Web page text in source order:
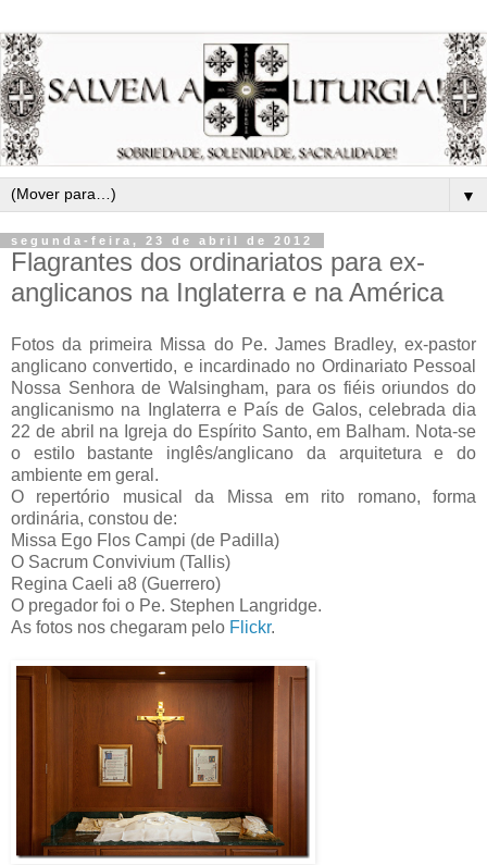
▼
segunda-feira, 23 de abril de 2012
Flagrantes dos ordinariatos para ex-
anglicanos na Inglaterra e na América
Fotos da primeira Missa do Pe. James Bradley, ex-pastor
anglicano convertido, e incardinado no Ordinariato Pessoal
Nossa Senhora de Walsingham, para os fiéis oriundos do
anglicanismo na Inglaterra e País de Galos, celebrada dia
22 de abril na Igreja do Espírito Santo, em Balham. Nota-se
o estilo bastante inglês/anglicano da arquitetura e do
ambiente em geral.
O repertório musical da Missa em rito romano, forma
ordinária, constou de:
Missa Ego Flos Campi (de Padilla)
O Sacrum Convivium (Tallis)
Regina Caeli a8 (Guerrero)
O pregador foi o Pe. Stephen Langridge.
As fotos nos chegaram pelo Flickr.